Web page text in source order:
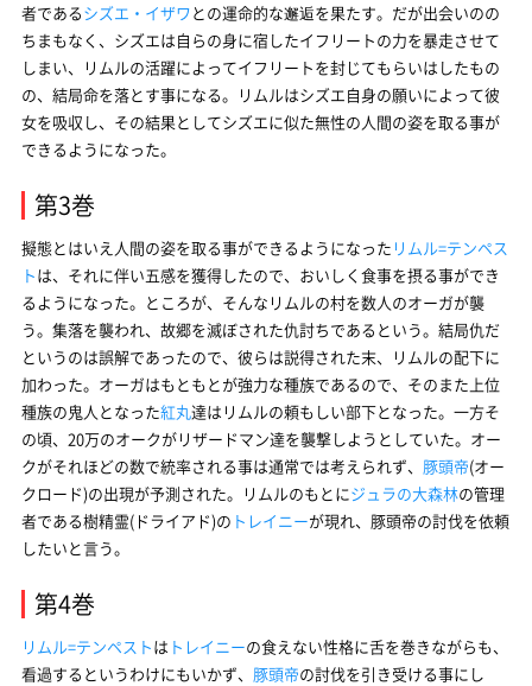
者であるシズエ・イザワとの運命的な邂逅を果たす。だが出会いのの
ちまもなく、シズエは自らの身に宿したイフリートの力を暴走させて
しまい、リムルの活躍によってイフリートを封じてもらいはしたもの
の、結局命を落とす事になる。リムルはシズエ自身の願いによって彼
女を吸収し、その結果としてシズエに似た無性の人間の姿を取る事が
できるようになった。
第3巻
擬態とはいえ人間の姿を取る事ができるようになった リムル=テンペス
トは、それに伴い五感を獲得したので、おいしく食事を摂る事ができ
るようになった。ところが、そんなリムルの村を数人のオーガが襲
う。集落を襲われ、故郷を滅ぼされた仇討ちであるという。結局仇だ
というのは誤解であったので、彼らは説得された末、リムルの配下に
加わった。オーガはもともとが強力な種族であるので、そのまた上位
種族の鬼人となった紅丸達はリムルの頼もしい部下となった。一方そ
の頃、20万のオークがリザードマン達を襲撃しようとしていた。オー
クがそれほどの数で統率される事は通常では考えられず、 豚頭帝(オー
クロード)の出現が予測された。リムルのもとにジュラの大森林の管理
者である樹精霊(ドライアド)の トレイニーが現れ、豚頭帝の討伐を依頼
したいと言う。
第4巻
リムル=テンペストは トレイニーの食えない性格に舌を巻きながらも、
看過するというわけにもいかず、 豚頭帝の討伐を引き受ける事にし